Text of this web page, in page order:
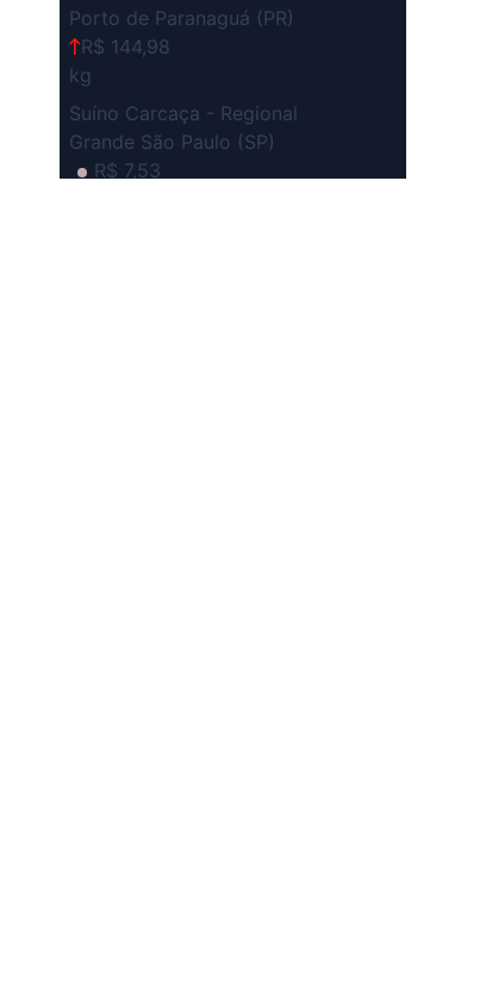
Porto de Paranaguá (PR)
R$ 144,98
kg
Suíno Carcaça - Regional
Grande São Paulo (SP)
R$ 7,53